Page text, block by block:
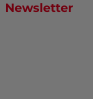
Newsletter